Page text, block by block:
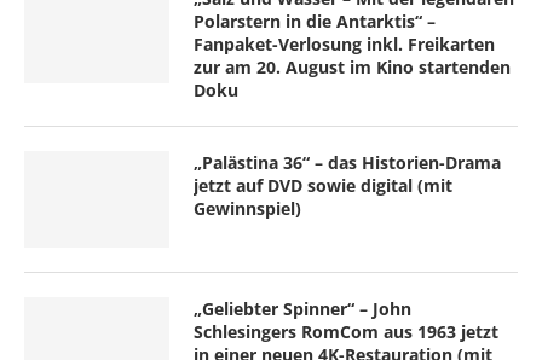
Polarstern in die Antarktis“ –
Fanpaket-Verlosung inkl. Freikarten
zur am 20. August im Kino startenden
Doku
„Palästina 36“ – das Historien-Drama
jetzt auf DVD sowie digital (mit
Gewinnspiel)
„Geliebter Spinner“ – John
Schlesingers RomCom aus 1963 jetzt
in einer neuen 4K-Restauration (mit